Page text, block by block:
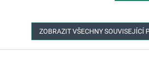
ZOBRAZIT VŠECHNY SOUVISEJÍCÍ